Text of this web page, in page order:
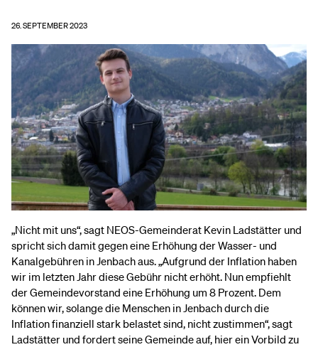
26. SEPTEMBER 2023
„Nicht mit uns“, sagt NEOS-Gemeinderat Kevin Ladstätter und
spricht sich damit gegen eine Erhöhung der Wasser- und
Kanalgebühren in Jenbach aus. „Aufgrund der Inflation haben
wir im letzten Jahr diese Gebühr nicht erhöht. Nun empfiehlt
der Gemeindevorstand eine Erhöhung um 8 Prozent. Dem
können wir, solange die Menschen in Jenbach durch die
Inflation finanziell stark belastet sind, nicht zustimmen“, sagt
Ladstätter und fordert seine Gemeinde auf, hier ein Vorbild zu